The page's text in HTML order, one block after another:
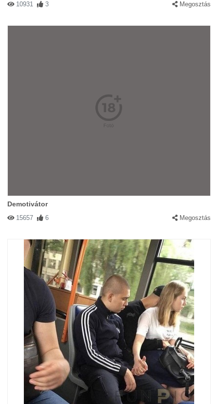
10931 3 Megosztás
Demotivátor
15657 6 Megosztás